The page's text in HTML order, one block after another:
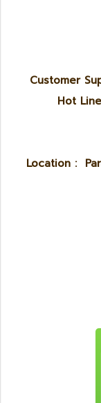
Customer
Hot
Location :